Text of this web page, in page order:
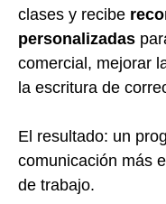
clases y recibe
personalizadas
comercial, mejorar
la escritura de
El resultado: un
comunicación más
de trabajo.